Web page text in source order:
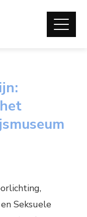
Seksuele